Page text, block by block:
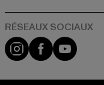
Visit ourVisit our
Visit